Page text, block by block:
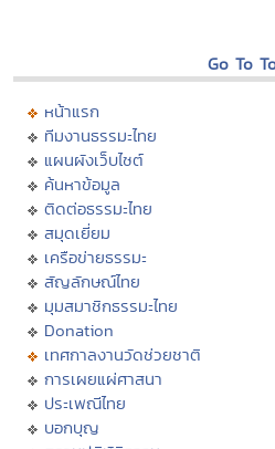
Go To
หน้าแรก
ทีมงานธรรมะไทย
แผนผังเว็บไซต์
ค้นหาข้อมูล
ติดต่อธรรมะไทย
สมุดเยี่ยม
เครือข่ายธรรมะ
สัญลักษณ์ไทย
มุมสมาชิกธรรมะไทย
Donation
เทศกาลงานวัดช่วยชาติ
การเผยแผ่ศาสนา
ประเพณีไทย
บอกบุญ